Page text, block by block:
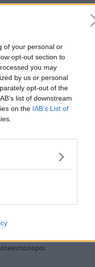
of your personal or
opt-out section to
you may
by us or personal
opt-out of the
list of downstream
on the IAB’s List of
om att ha statliga